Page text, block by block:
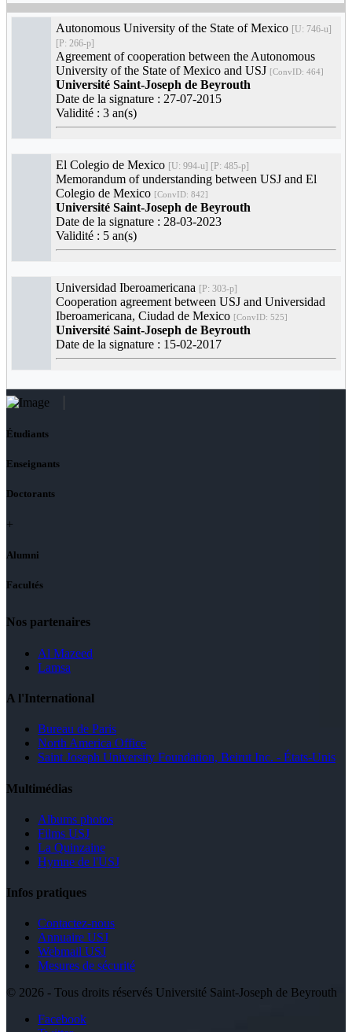
Autonomous University of the State of Mexico [U: 746-u]
[P: 266-p]
Agreement of cooperation between the Autonomous
University of the State of Mexico and USJ [ConvID: 464]
Université Saint-Joseph de Beyrouth
Date de la signature : 27-07-2015
Validité : 3 an(s)
El Colegio de Mexico [U: 994-u] [P: 485-p]
Memorandum of understanding between USJ and El
Colegio de Mexico [ConvID: 842]
Université Saint-Joseph de Beyrouth
Date de la signature : 28-03-2023
Validité : 5 an(s)
Universidad Iberoamericana [P: 303-p]
Cooperation agreement between USJ and Universidad
Iberoamericana, Ciudad de Mexico [ConvID: 525]
Université Saint-Joseph de Beyrouth
Date de la signature : 15-02-2017
Étudiants
Enseignants
Doctorants
+
Alumni
Facultés
Nos partenaires
Al Mazeed
Lamsa
A l'International
Bureau de Paris
North America Office
Saint Joseph University Foundation, Beirut Inc. - États-Unis
Multimédias
Albums photos
Films USJ
La Quinzaine
Hymne de l'USJ
Infos pratiques
Contactez-nous
Annuaire USJ
Webmail USJ
Mesures de sécurité
© 2026 - Tous droits réservés Université Saint-Joseph de Beyrouth
Facebook